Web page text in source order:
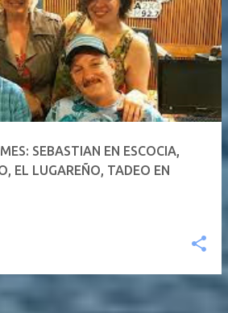
SEBASTIAN EN ESCOCIA,
EL LUGAREÑO, TADEO EN